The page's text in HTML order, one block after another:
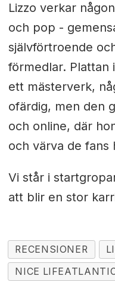
Lizzo verkar
och pop -
självförtroende
förmedlar. Plattan
ett mästerverk,
ofärdig, men den
och online, där
och värva de fans
Vi står i
att blir en stor
RECENSIONER
NICE